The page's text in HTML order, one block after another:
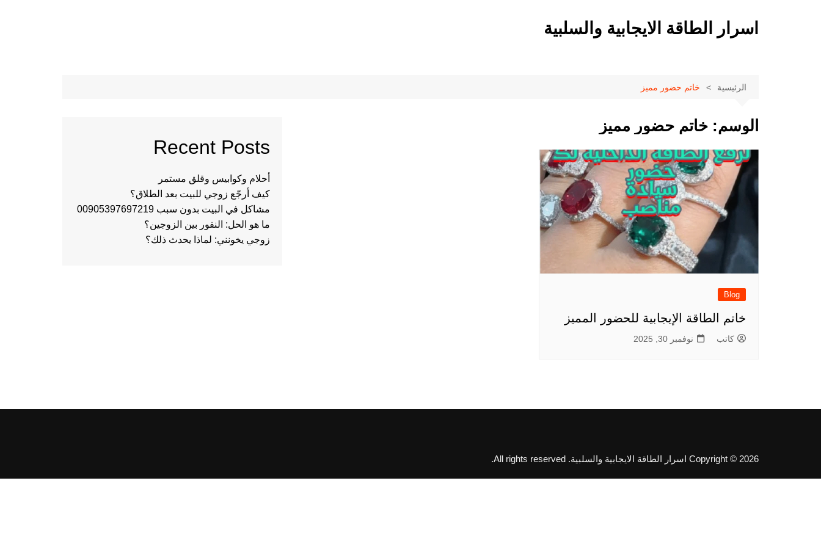
اسرار الطاقة الايجابية والسلبية
الرئيسية خاتم حضور مميز
الوسم: خاتم حضور مميز
Blog
خاتم الطاقة الإيجابية للحضور المميز
كاتب نوفمبر 30, 2025
Recent Posts
أحلام وكوابيس وقلق مستمر
كيف أرجّع زوجي للبيت بعد الطلاق؟
مشاكل في البيت بدون سبب 00905397697219
ما هو الحل: النفور بين الزوجين؟
زوجي يخونني: لماذا يحدث ذلك؟
Copyright © 2026 اسرار الطاقة الايجابية والسلبية. All rights reserved.